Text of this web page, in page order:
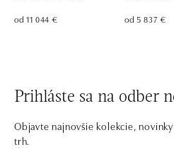
od 11 044 € od 5 837 €
Prihláste sa na odber
Objavte najnovšie kolekcie,
trh.